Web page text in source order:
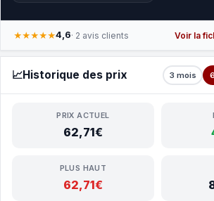
★★★★★4,6· 2 avis clients Voir la
📈Historique des prix 3 mois
PRIX ACTUEL
62,71€
PLUS HAUT
62,71€